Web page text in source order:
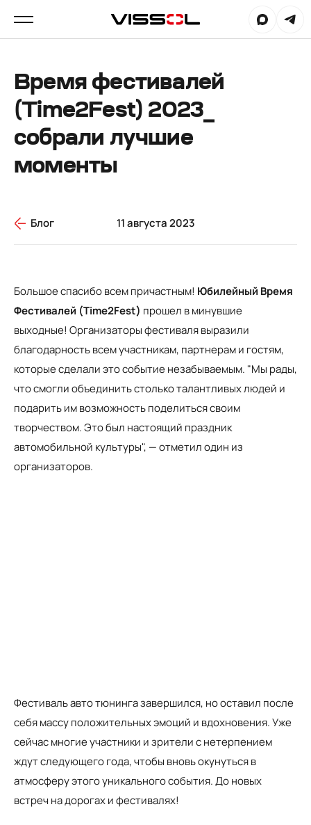
Время фестивалей
(Time2Fest) 2023_
собрали лучшие
моменты
Блог 11 августа 2023
Большое спасибо всем причастным! Юбилейный Время
Фестивалей (Time2Fest) прошел в минувшие
выходные! Организаторы фестиваля выразили
благодарность всем участникам, партнерам и гостям,
которые сделали это событие незабываемым. "Мы рады,
что смогли объединить столько талантливых людей и
подарить им возможность поделиться своим
творчеством. Это был настоящий праздник
автомобильной культуры", — отметил один из
организаторов.
Фестиваль авто тюнинга завершился, но оставил после
себя массу положительных эмоций и вдохновения. Уже
сейчас многие участники и зрители с нетерпением
ждут следующего года, чтобы вновь окунуться в
атмосферу этого уникального события. До новых
встреч на дорогах и фестивалях!